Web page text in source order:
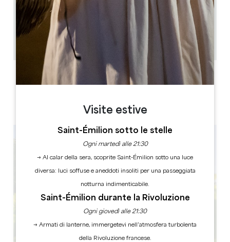
3.9 km
1h-1h30
40
Copiare il codice GPS
ETICHETTE
Visite estive
Saint-Émilion sotto le stelle
Ogni martedì alle 21:30
→ Al calar della sera, scoprite Saint-Émilion sotto una luce
diversa: luci soffuse e aneddoti insoliti per una passeggiata
notturna indimenticabile.
Saint-Émilion durante la Rivoluzione
Ogni giovedì alle 21:30
→ Armati di lanterne, immergetevi nell’atmosfera turbolenta
della Rivoluzione francese.